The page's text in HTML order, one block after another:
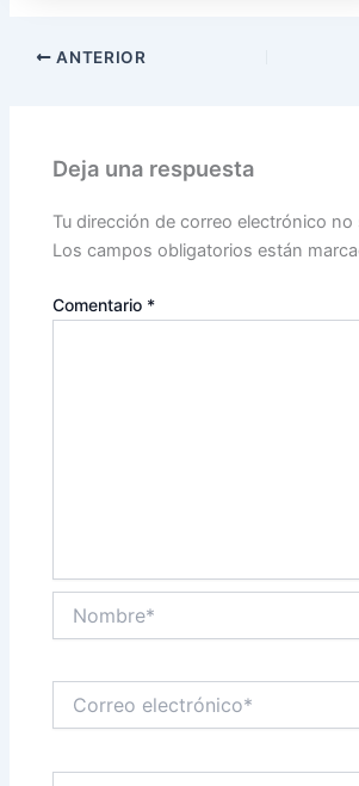
ANTERIOR
Deja una respuesta
Tu dirección de correo electrónico no
Los campos obligatorios están
Comentario *
electrónico*